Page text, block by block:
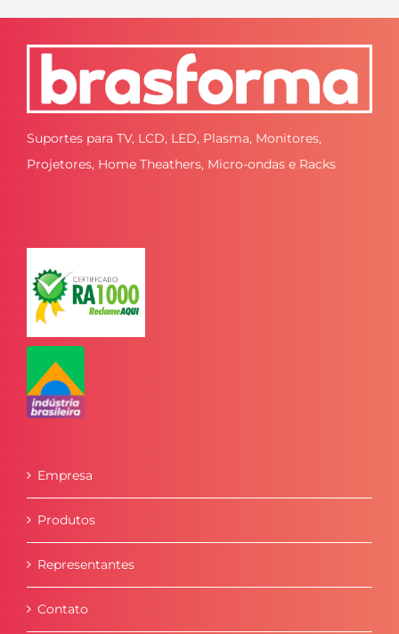
Suportes para TV, LCD, LED, Plasma, Monitores,
Projetores, Home Theathers, Micro-ondas e Racks
Empresa
Produtos
Representantes
Contato